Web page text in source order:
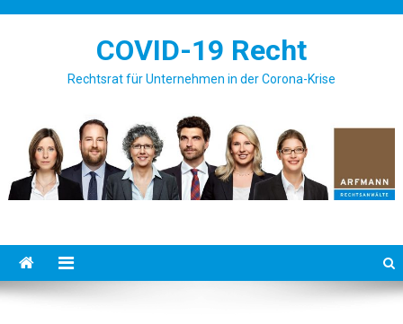
COVID-19 Recht
Rechtsrat für Unternehmen in der Corona-Krise